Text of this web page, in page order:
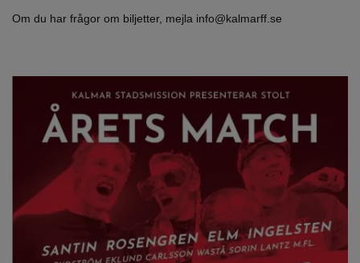
Om du har frågor om biljetter, mejla info@kalmarff.se